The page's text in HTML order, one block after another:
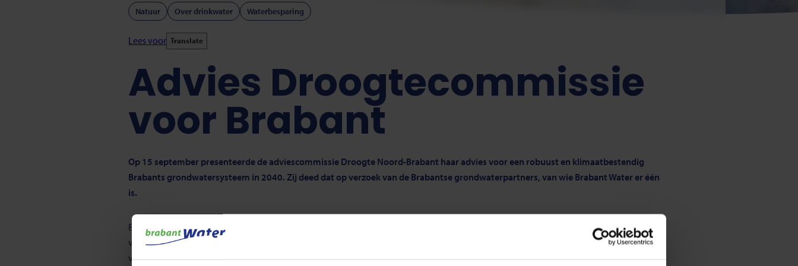
Natuur Over drinkwater Waterbesparing
Lees voor Translate
Advies Droogtecommissie
voor Brabant
Op 15 september presenteerde de adviescommissie Droogte Noord-Brabant haar advies voor een robuust en klimaatbestendig
Brabants grondwatersysteem in 2040. Zij deed dat op verzoek van de Brabantse grondwaterpartners, van wie Brabant Water er één
is.
Brabant Water bedankt de adviescommissie voor het gedegen advies. De resultaten van het onderzoek bevestigen de zorgelijke stand
van de grondwatervoorraad in Noord-Brabant en dat de aanpak van verdroging urgent is. Het advies draagt bij aan de verdieping en
verbreding van het debat en het belang bij alle grondwaterpartners om gezamenlijk en met veel energie door te pakken op de reeds